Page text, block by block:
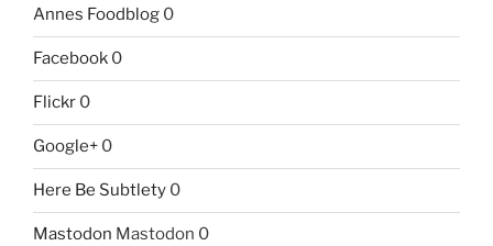
Annes Foodblog 0
Facebook 0
Flickr 0
Google+ 0
Here Be Subtlety 0
Mastodon Mastodon 0